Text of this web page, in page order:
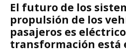
El futuro de los
propulsión de los
pasajeros es
transformación está